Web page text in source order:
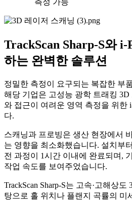
TrackScan Sharp-S와 i-
하는 완벽한 솔루션
정밀한 측정이 요구되는 복잡한 부
해당 기업은 고성능 광학 트래킹 3D
와 접근이 여려운 영역 측정을 위한
다.
스캐닝과 프로빙은 생산 현장에서
는 영향을 최소화했습니다. 설치부
전 과정이 1시간 이내에 완료되며,
작업 속도를 보여주었습니다.
TrackScan Sharp-S는 고속·고해상
탕으로 홀 위치나 플랜지 곡률의 미